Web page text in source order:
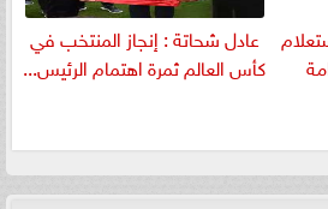
عادل شحاتة : إنجاز المنتخب في
كأس العالم ثمرة اهتمام الرئيس...